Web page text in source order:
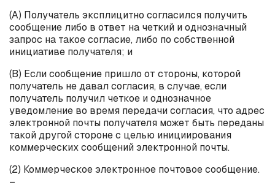
(А) Получатель эксплицитно согласился получить
сообщение либо в ответ на четкий и однозначный
запрос на такое согласие, либо по собственной
инициативе получателя; и
(B) Если сообщение пришло от стороны, которой
получатель не давал согласия, в случае, если
получатель получил четкое и однозначное
уведомление во время передачи согласия, что адрес
электронной почты получателя может быть переданы
такой другой стороне с целью инициирования
коммерческих сообщений электронной почты.
(2) Коммерческое электронное почтовое сообщение.
–